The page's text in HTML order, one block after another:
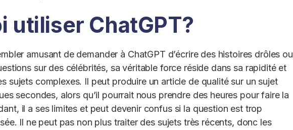
utiliser ChatGPT?
amusant de demander à ChatGPT d’écrire des histoires drôles ou
sur des célébrités, sa véritable force réside dans sa rapidité et
sujets complexes. Il peut produire un article de qualité sur un sujet
secondes, alors qu’il pourrait nous prendre des heures pour faire la
il a ses limites et peut devenir confus si la question est trop
Il ne peut pas non plus traiter des sujets très récents, donc les